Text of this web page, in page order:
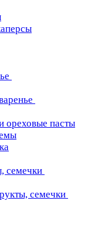
ореховые пасты
семечки
семечки